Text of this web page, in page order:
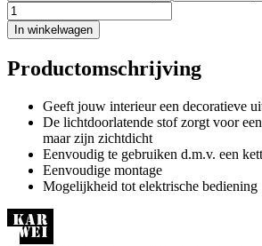
In winkelwagen
Productomschrijving
Geeft jouw interieur een decoratieve
De lichtdoorlatende stof zorgt voor
maar zijn zichtdicht
Eenvoudig te gebruiken d.m.v. een
Eenvoudige montage
Mogelijkheid tot elektrische bediening